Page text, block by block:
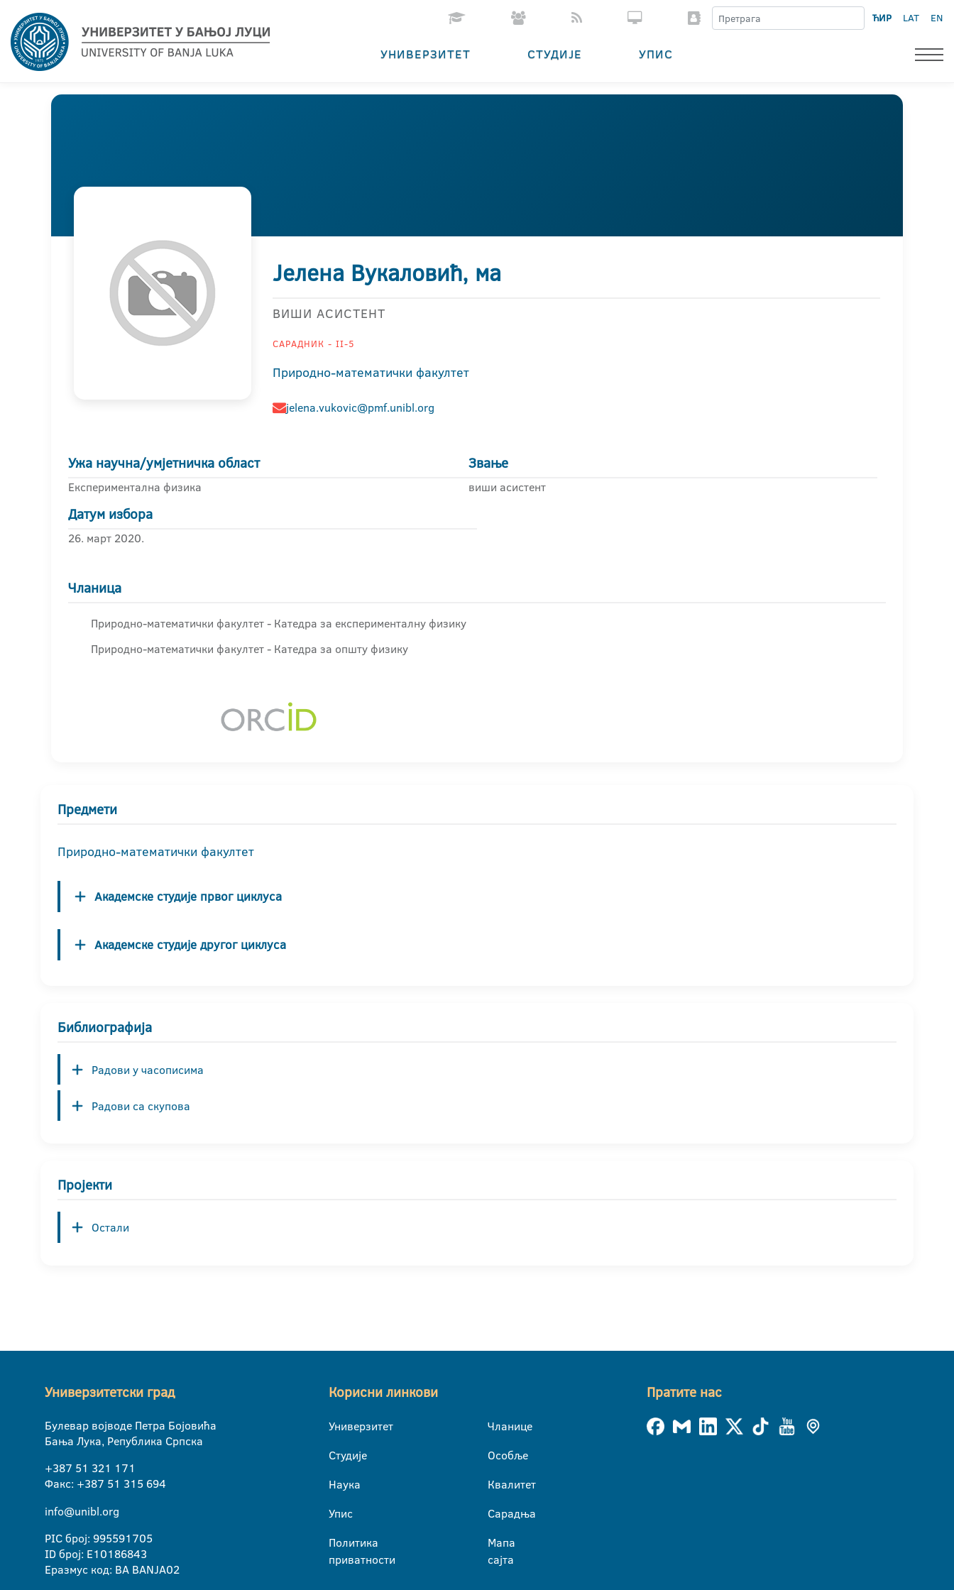
ЋИР LAT EN
УНИВЕРЗИТЕТ СТУДИЈЕ УПИС
Јелена Вукаловић, ма
ВИШИ АСИСТЕНТ
САРАДНИК - II-5
Природно-математички факултет
jelena.vukovic@pmf.unibl.org
Ужа научна/умјетничка област
Експериментална физика
Звање
виши асистент
Датум избора
26. март 2020.
Чланица
Природно-математички факултет - Катедра за експерименталну физику
Природно-математички факултет - Катедра за општу физику
Предмети
Природно-математички факултет
Академске студије првог циклуса
Академске студије другог циклуса
Библиографија
Радови у часописима
Радови са скупова
Пројекти
Остали
Универзитетски град
Булевар војводе Петра Бојовића
Бања Лука, Република Српска
+387 51 321 171
Факс: +387 51 315 694
info@unibl.org
PIC број: 995591705
ID број: E10186843
Еразмус код: BA BANJA02
Корисни линкови
Универзитет
Студије
Наука
Упис
Политика
приватности
Чланице
Особље
Квалитет
Сарадња
Мапа
сајта
Пратите нас